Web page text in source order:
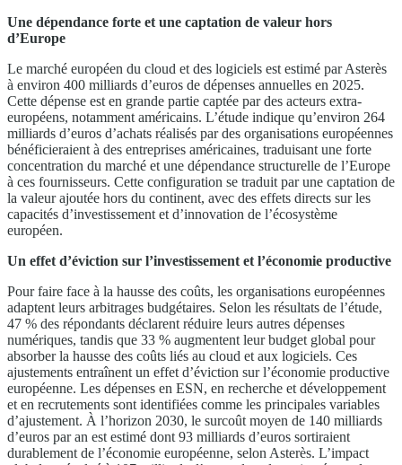
Une dépendance forte et une captation de valeur hors
d’Europe
Le marché européen du cloud et des logiciels est estimé par Asterès
à environ 400 milliards d’euros de dépenses annuelles en 2025.
Cette dépense est en grande partie captée par des acteurs extra-
européens, notamment américains. L’étude indique qu’environ 264
milliards d’euros d’achats réalisés par des organisations européennes
bénéficieraient à des entreprises américaines, traduisant une forte
concentration du marché et une dépendance structurelle de l’Europe
à ces fournisseurs. Cette configuration se traduit par une captation de
la valeur ajoutée hors du continent, avec des effets directs sur les
capacités d’investissement et d’innovation de l’écosystème
européen.
Un effet d’éviction sur l’investissement et l’économie productive
Pour faire face à la hausse des coûts, les organisations européennes
adaptent leurs arbitrages budgétaires. Selon les résultats de l’étude,
47 % des répondants déclarent réduire leurs autres dépenses
numériques, tandis que 33 % augmentent leur budget global pour
absorber la hausse des coûts liés au cloud et aux logiciels. Ces
ajustements entraînent un effet d’éviction sur l’économie productive
européenne. Les dépenses en ESN, en recherche et développement
et en recrutements sont identifiées comme les principales variables
d’ajustement. À l’horizon 2030, le surcoût moyen de 140 milliards
d’euros par an est estimé dont 93 milliards d’euros sortiraient
durablement de l’économie européenne, selon Asterès. L’impact